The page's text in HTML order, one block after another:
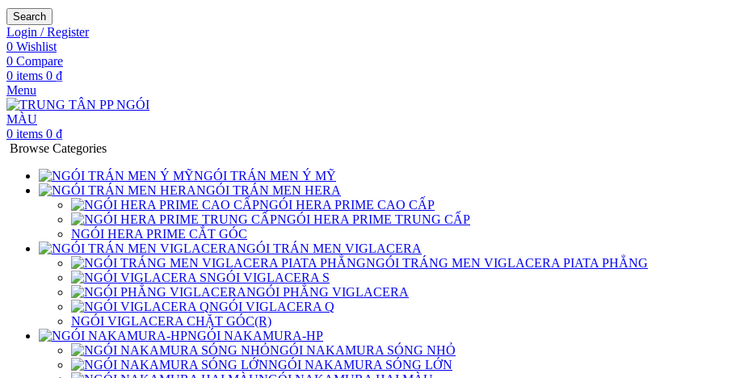
Search
Login / Register
0 Wishlist
0 Compare
0 items 0 ₫
Menu
0 items 0 ₫
Browse Categories
NGÓI TRÁN MEN Ý MỸ
NGÓI TRÁN MEN HERA
NGÓI HERA PRIME CAO CẤP
NGÓI HERA PRIME TRUNG CẤP
NGÓI HERA PRIME CẮT GÓC
NGÓI TRÁN MEN VIGLACERA
NGÓI TRÁNG MEN VIGLACERA PIATA PHẲNG
NGÓI VIGLACERA S
NGÓI PHẲNG VIGLACERA
NGÓI VIGLACERA Q
NGÓI VIGLACERA CHẶT GÓC(R)
NGÓI NAKAMURA-HP
NGÓI NAKAMURA SÓNG NHỎ
NGÓI NAKAMURA SÓNG LỚN